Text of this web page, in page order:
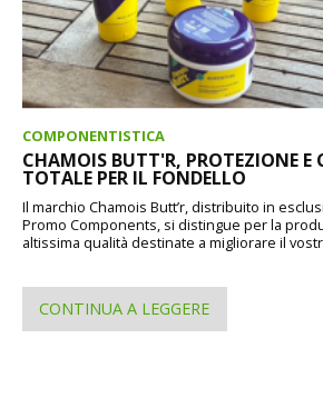
COMPONENTISTICA
CHAMOIS BUTT'R, PROTEZIONE E
TOTALE PER IL FONDELLO
Il marchio Chamois Butt’r, distribuito in
Promo Components, si distingue per la
altissima qualità destinate a migliorare il
CONTINUA A LEGGERE